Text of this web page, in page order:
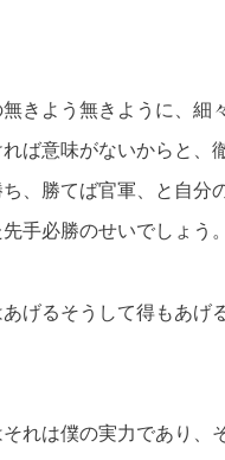
きよう無きように、
ば意味がないからと
、勝てば官軍、と自
手必勝のせいでしょう。
げるそうして得もあ
れは僕の実力であり、